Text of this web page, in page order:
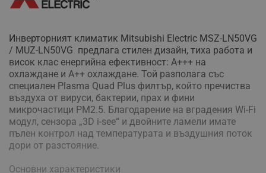
Инверторният климатик Mitsubishi Electric MSZ-LN50VG
/ MUZ-LN50VG предлага стилен дизайн, тиха работа и
висок клас енергийна ефективност: А+++ на
охлаждане и A++ охлаждане. Той разполага със
специален Plasma Quad Plus филтър, който пречиства
въздуха от вируси, бактерии, прах и фини
микрочастици PM2.5. Благодарение на вградения Wi-Fi
модул, сензора „3D i-see“ и двойните ламели имате
пълен контрол над температурата и въздушния поток
дори от разстояние.
Основни характеристики